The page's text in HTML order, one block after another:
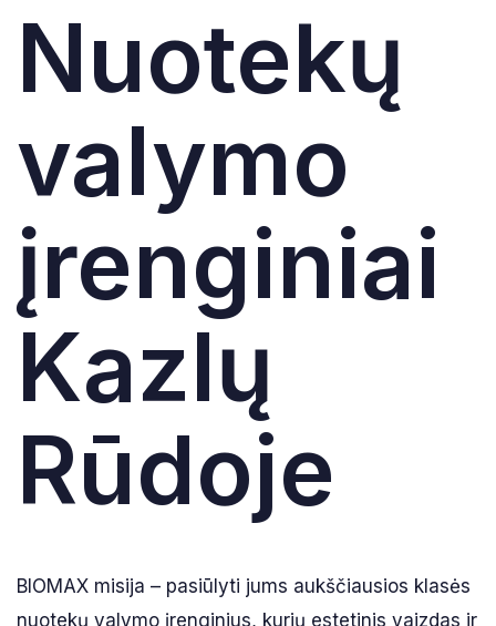
Nuotekų
valymo
įrenginiai
Kazlų
Rūdoje
BIOMAX misija – pasiūlyti jums aukščiausios klasės
nuotekų valymo įrenginius, kurių estetinis vaizdas ir